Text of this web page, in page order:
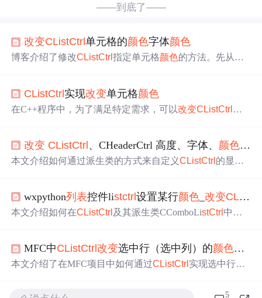
——到底了——
改变CListCtrl单元格的颜色字体颜色
博客介绍了修改CListCtrl指定单元格颜色的方法。先从 CLi
然后重写OnNMCustomdraw函数；最后完成指定单元格
色的修改。
CListCtrl实现改变单元格颜色
在C++程序中，为了满足特定需求，可以改变CListCtrl 控
息。通过在对话框函数内处理NM_CUSTOMDRAW消息，
可以方便地完成颜色调整。
改变 CListCtrl、CHeaderCtrl 高度、字体、 颜色和
本文介绍如何通过派生类的方式来自定义CListCtrl 的显示
wxpython列表控件listctrl设置某行颜色 _改变CLi
本文介绍如何在CListCtrl 及其派生类CComboListCtrl 中 改
Windows GUI程序中增强用户界面的方法。
MFC中CListCtrl改变选中行（选中列）的颜色实现
本文介绍了在MFC项目中如何通过CListCtrl 实现选中行高
5